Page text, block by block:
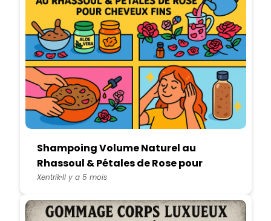
Shampoing Volume Naturel au
Rhassoul & Pétales de Rose pour
Cheveux Fins
XentrikIl y a 5 mois